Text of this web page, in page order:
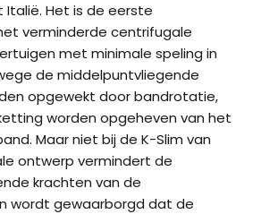
Italië. Het is de eerste
verminderde centrifugale
met minimale speling in
de middelpuntvliegende
opgewekt door bandrotatie,
worden opgeheven van het
Maar niet bij de K-Slim van
ontwerp vermindert de
krachten van de
wordt gewaarborgd dat de